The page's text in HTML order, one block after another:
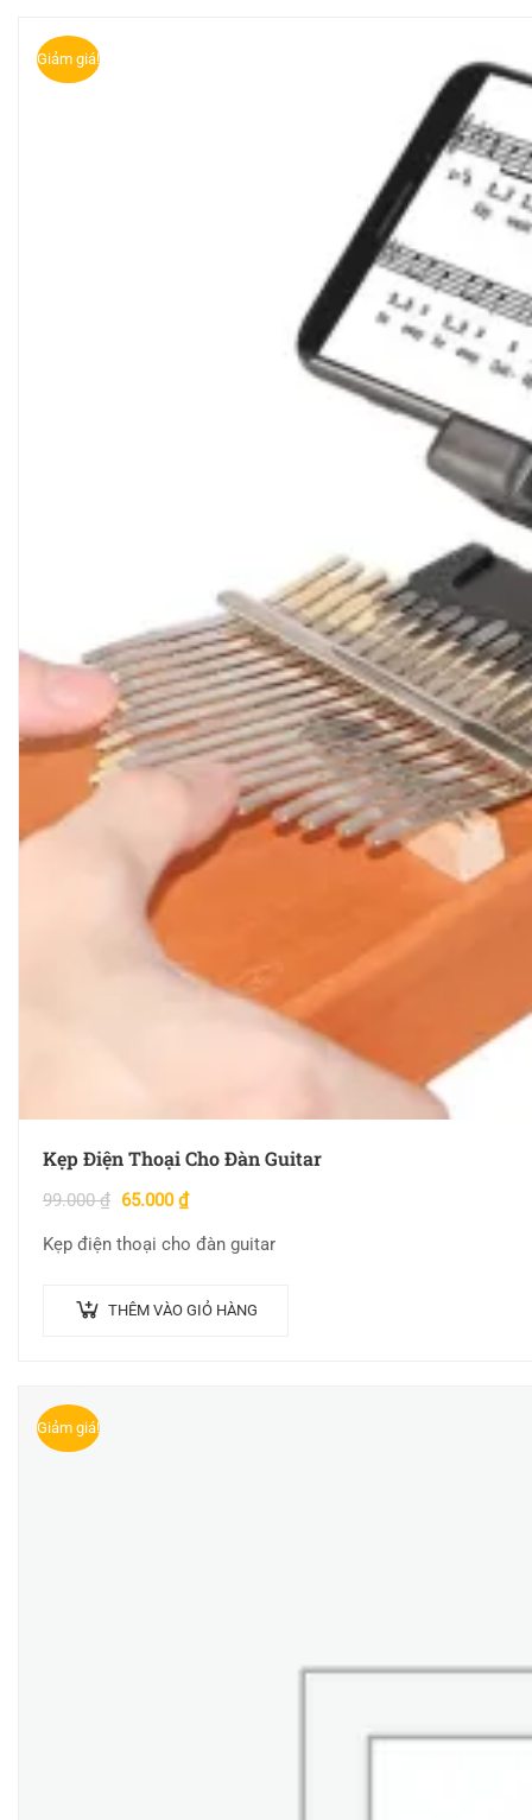
Giảm giá!
Kẹp Điện Thoại Cho Đàn Guitar
99.000₫ 65.000₫
Kẹp điện thoại cho đàn guitar
THÊM VÀO GIỎ HÀNG
Giảm giá!